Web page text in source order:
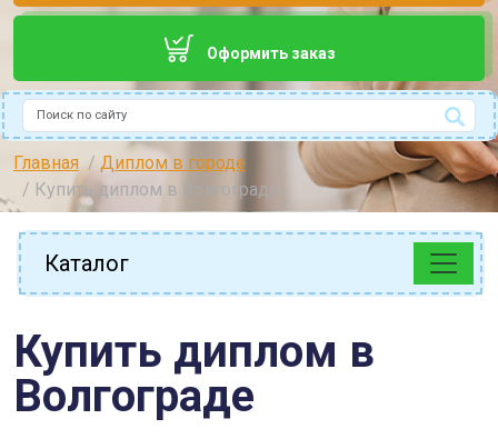
Оформить заказ
Поиск
Type 2 or more characters for results.
Главная
Диплом в городе
Купить диплом в Волгограде
Каталог
Купить диплом в
Волгограде